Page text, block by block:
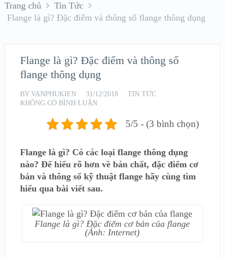
Trang chủ
Tin Tức
Flange là gì? Đặc điểm và thông số flange thông dụng
Flange là gì? Đặc điểm và thông số
flange thông dụng
BY VANPHUKIEN 31/12/2018
TIN TỨC
KHÔNG CÓ BÌNH LUẬN
5/5 - (3 bình chọn)
Flange là gì? Có các loại flange thông dụng
nào? Để hiểu rõ hơn về bản chất, đặc điểm cơ
bản và thông số kỹ thuật flange hãy cùng tìm
hiểu qua bài viết sau.
Flange là gì? Đặc điểm cơ bản của flange
(Ảnh: Internet)